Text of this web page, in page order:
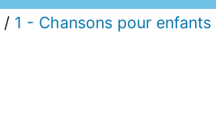
/ 1 - Chansons pour enfants